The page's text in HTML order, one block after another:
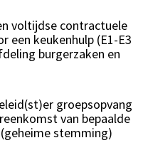
voltijdse contractuele
een keukenhulp (E1-E3
burgerzaken en
groepsopvang
van bepaalde
stemming)